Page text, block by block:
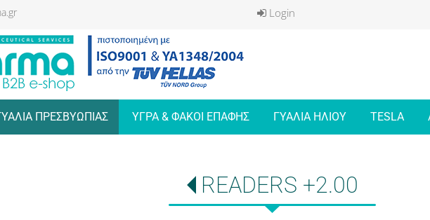
Login
ΠΡΕΣΒΥΩΠΙΑΣ ΥΓΡΑ & ΦΑΚΟΙ ΕΠΑΦΗΣ ΓΥΑΛΙΑ ΗΛΙΟΥ TESLA
READERS +2.00